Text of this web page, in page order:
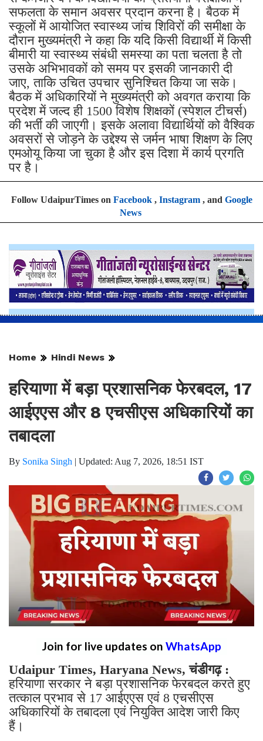
सफलता के समान अवसर प्रदान करना है। बैठक में
स्कूलों में आयोजित स्वास्थ्य जांच शिविरों की समीक्षा के
दौरान मुख्यमंत्री ने कहा कि यदि किसी विद्यार्थी में किसी
बीमारी या स्वास्थ्य संबंधी समस्या का पता चलता है तो
उसके अभिभावकों को समय पर इसकी जानकारी दी
जाए, ताकि उचित उपचार सुनिश्चित किया जा सके।
बैठक में अधिकारियों ने मुख्यमंत्री को अवगत कराया कि
प्रदेश में जल्द ही 1500 विशेष शिक्षकों (स्पेशल टीचर्स)
की भर्ती की जाएगी। इसके अलावा विद्यार्थियों को वैश्विक
अवसरों से जोड़ने के उद्देश्य से जर्मन भाषा शिक्षण के लिए
एमओयू किया जा चुका है और इस दिशा में कार्य प्रगति
पर है।
Follow UdaipurTimes on Facebook, Instagram, and Google
News
Home Hindi News
हरियाणा में बड़ा प्रशासनिक फेरबदल, 17
आईएएस और 8 एचसीएस अधिकारियों का
तबादला
By Sonika Singh | Updated: Aug 7, 2026, 18:51 IST
Join for live updates on WhatsApp
Udaipur Times, Haryana News, चंडीगढ़ :
हरियाणा सरकार ने बड़ा प्रशासनिक फेरबदल करते हुए
तत्काल प्रभाव से 17 आईएएस एवं 8 एचसीएस
अधिकारियों के तबादला एवं नियुक्ति आदेश जारी किए
हैं।